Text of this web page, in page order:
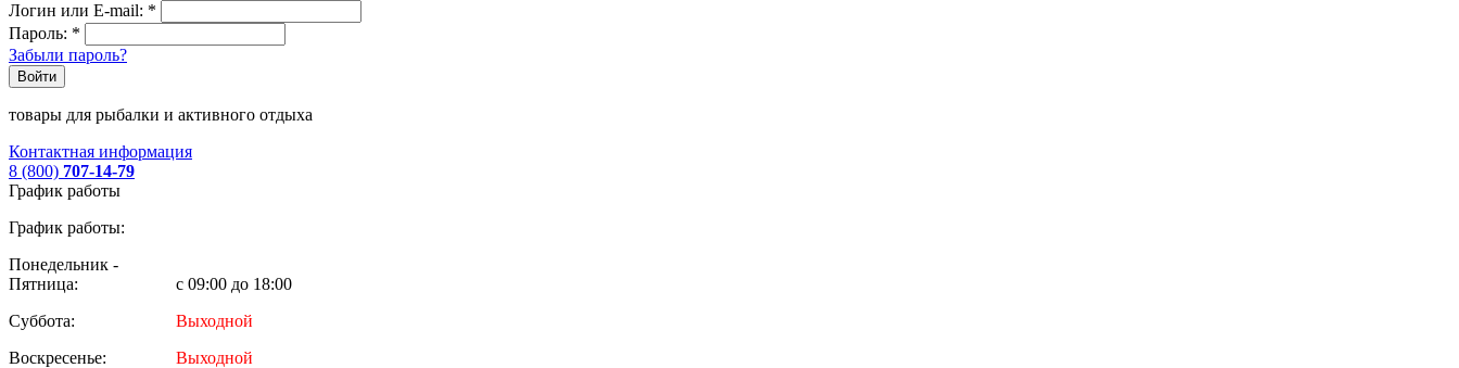
Логин или E-mail: *
Пароль: *
Забыли пароль?
Войти
товары для рыбалки и активного отдыха
Контактная информация
8 (800) 707-14-79
График работы
График работы:
Понедельник -
Пятница:
с 09:00 до 18:00
Суббота:
Выходной
Воскресенье:
Выходной